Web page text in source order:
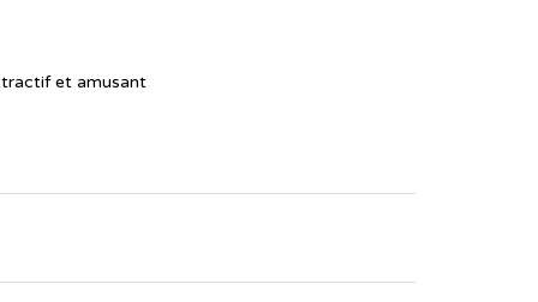
et amusant